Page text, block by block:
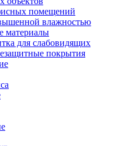
помещений
влажностью
материалы
для слабовидящих
покрытия